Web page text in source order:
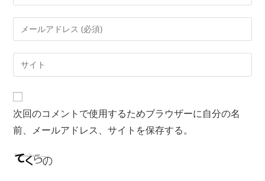
次回のコメントで使用するためブラウザーに自分の名
前、メールアドレス、サイトを保存する。